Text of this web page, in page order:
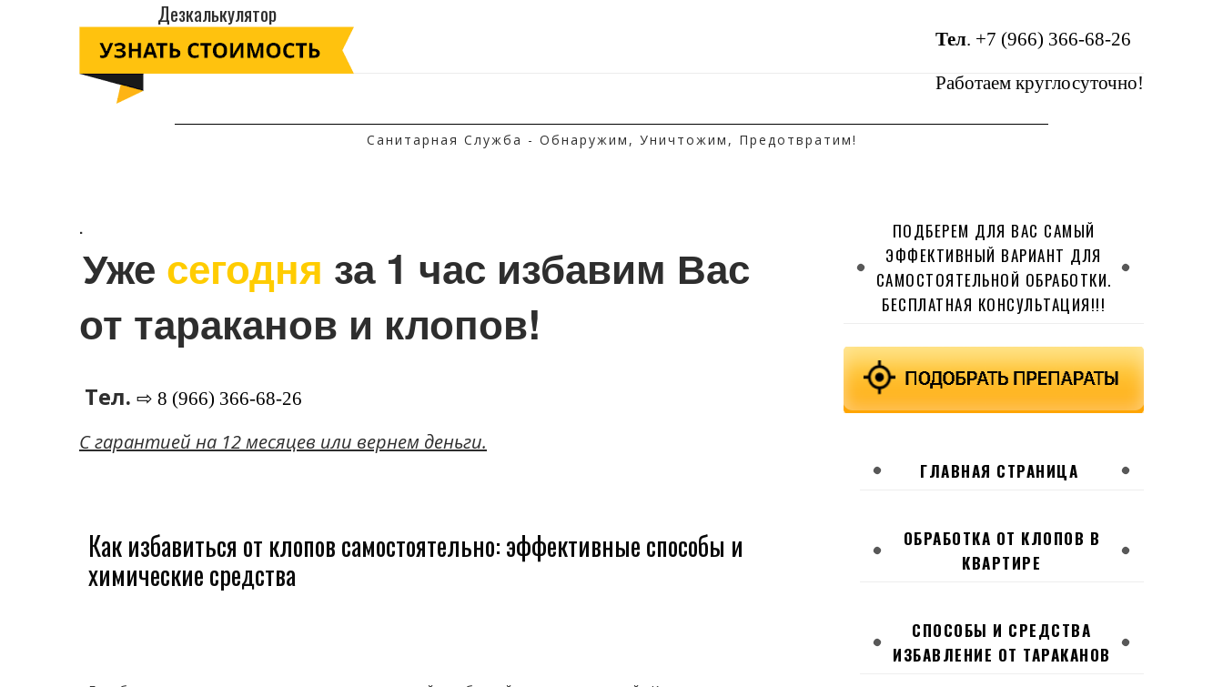
Дезкалькулятор
Тел. +7 (966) 366-68-26
Работаем круглосуточно!
Санитарная Служба - Обнаружим, Уничтожим, Предотвратим!
.
Уже сегодня за 1 час избавим Вас
от тараканов и клопов!
Тел. ⇨ 8 (966) 366-68-26
C гарантией на 12 месяцев или вернем деньги.
Как избавиться от клопов самостоятельно: эффективные способы и
химические средства
ПОДБЕРЕМ ДЛЯ ВАС САМЫЙ
ЭФФЕКТИВНЫЙ ВАРИАНТ ДЛЯ
САМОСТОЯТЕЛЬНОЙ ОБРАБОТКИ.
БЕСПЛАТНАЯ КОНСУЛЬТАЦИЯ!!!
ГЛАВНАЯ СТРАНИЦА
ОБРАБОТКА ОТ КЛОПОВ В
КВАРТИРЕ
СПОСОБЫ И СРЕДСТВА
ИЗБАВЛЕНИЕ ОТ ТАРАКАНОВ